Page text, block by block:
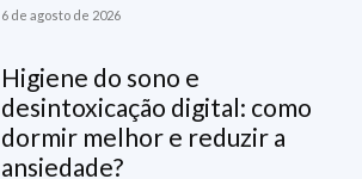
6 de agosto de 2026
Higiene do sono e
desintoxicação digital: como
dormir melhor e reduzir a
ansiedade?